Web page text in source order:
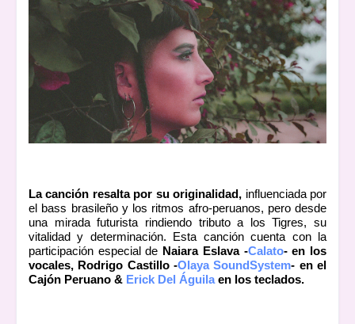
La canción resalta por su originalidad, influenciada por
el bass brasileño y los ritmos afro-peruanos, pero desde
una mirada futurista rindiendo tributo a los Tigres, su
vitalidad y determinación. Esta canción cuenta con la
participación especial de Naiara Eslava -Calato- en los
vocales, Rodrigo Castillo -Olaya SoundSystem- en el
Cajón Peruano & Erick Del Águilaen los teclados.